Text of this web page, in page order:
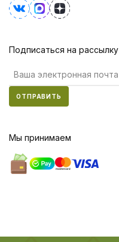
Подписаться на рассылку
ОТПРАВИТЬ
Мы принимаем